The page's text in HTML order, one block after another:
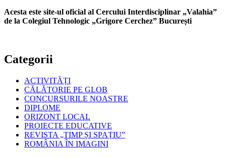
Acesta este site-ul oficial al Cercului Interdisciplinar „Valahia”
de la Colegiul Tehnologic „Grigore Cerchez” București
Categorii
ACTIVITĂȚI
CĂLĂTORIE PE GLOB
CONCURSURILE NOASTRE
DIPLOME
ORIZONT LOCAL
PROIECTE EDUCATIVE
REVISTA „TIMP ȘI SPAȚIU”
ROMÂNIA ÎN IMAGINI